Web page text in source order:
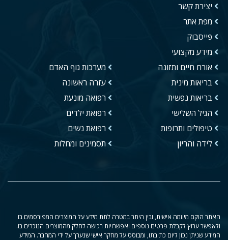
יצירת קשר
מפת אתר
פייסבוק
מידע מקצועי
אורח חיים ותזונה
בריאות מינית
בריאות נפשית
הגיל השלישי
טיפולים ותרופות
לידה והריון
מערכות גוף האדם
עזרה ראשונה
רפואה מונעת
רפואת ילדים
רפואת נשים
תסמינים ומחלות
האתר הוקם מיוזמה אישית, ובין היתר במטרה לתת מידע על המוצרים המפורסמים בו
ולאפשר ערוץ לקבלת פרטים נוספים ואפשרויות רכישה לחלק מהמוצרים הנזכרים בו.
המידע שניתן נכון ליום כתיבתו, ומבוסס על מחקר אישי שנערך על ידי המחבר. המידע